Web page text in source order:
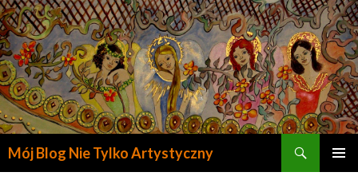
Mój Blog Nie Tylko Artystyczny